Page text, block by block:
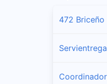
472 Briceño